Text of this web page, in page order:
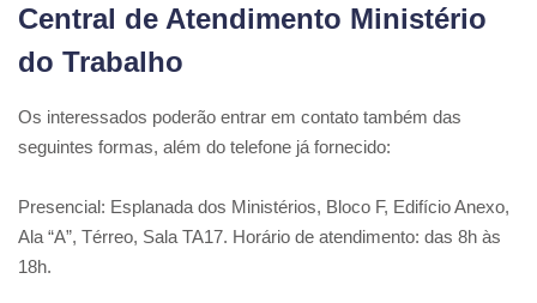
Central de Atendimento Ministério
do Trabalho
Os interessados poderão entrar em contato também das
seguintes formas, além do telefone já fornecido:
Presencial: Esplanada dos Ministérios, Bloco F, Edifício Anexo,
Ala “A”, Térreo, Sala TA17. Horário de atendimento: das 8h às
18h.